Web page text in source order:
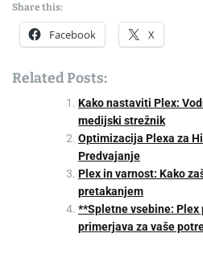
Share this:
Facebook X
Related Posts:
Kako nastaviti Plex:
medijski strežnik
Optimizacija Plexa za
Predvajanje
Plex in varnost: Kako
pretakanjem
**Spletne vsebine:
primerjava za vaše